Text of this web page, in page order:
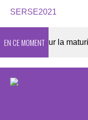
SERSE2021
EN CE MOMENT
2026 sur la maturité